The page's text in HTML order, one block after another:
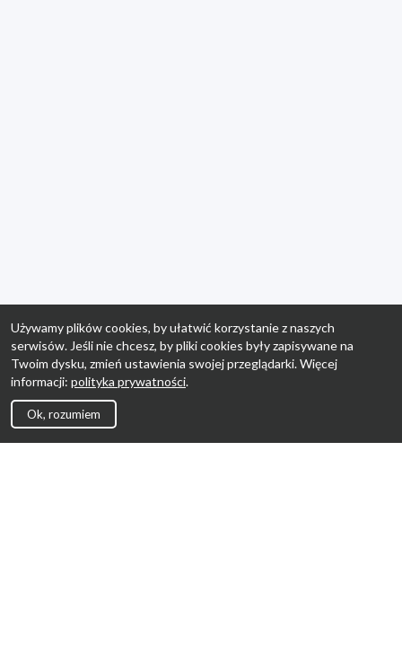
Używamy plików cookies, by ułatwić korzystanie z naszych
serwisów. Jeśli nie chcesz, by pliki cookies były zapisywane na
Twoim dysku, zmień ustawienia swojej przeglądarki. Więcej
informacji: polityka prywatności.
Ok, rozumiem